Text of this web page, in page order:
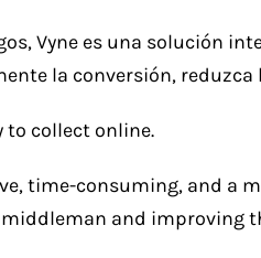
Vyne es una solución
la conversión,
to collect online.
time-consuming, and
and improving